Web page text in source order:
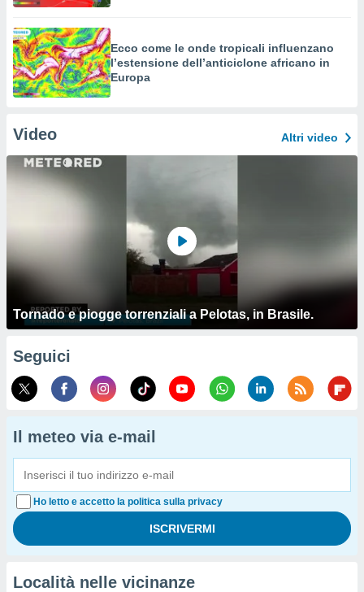
Ecco come le onde tropicali influenzano
l’estensione dell’anticiclone africano in
Europa
Video Altri video
Tornado e piogge torrenziali a Pelotas, in Brasile.
Seguici
Il meteo via e-mail
Ho letto e accetto la politica sulla privacy
Località nelle vicinanze